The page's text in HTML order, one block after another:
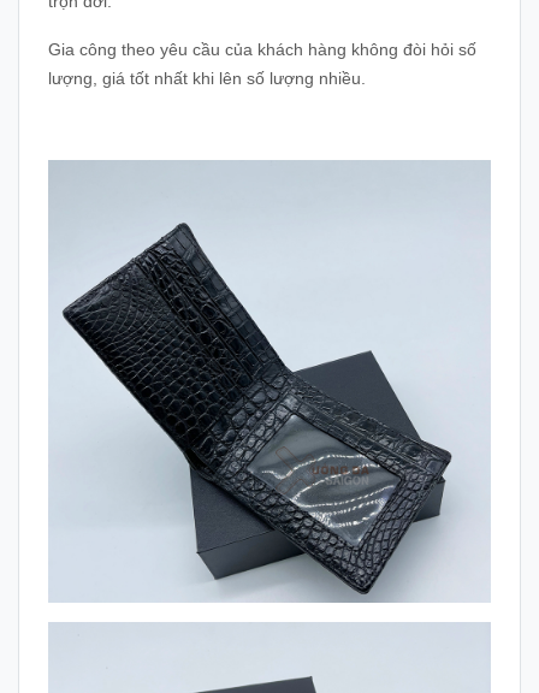
Gia công theo yêu cầu của khách hàng không đòi hỏi số
lượng, giá tốt nhất khi lên số lượng nhiều.